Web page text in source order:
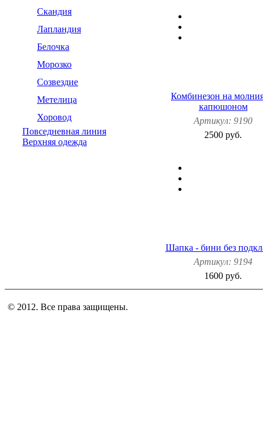
Скандия
Лапландия
Белочка
Морозко
Созвездие
Метелица
Хоровод
Повседневная линия
Верхняя одежда
Комбинезон на
капюшоном
Артикул: 9190
2500 руб.
Шапка - бини без
Артикул: 9194
1600 руб.
© 2012. Все права защищены.